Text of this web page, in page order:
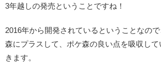
3年越しの発売ということですね！
2016年から開発されているということなの
森にプラスして、ポケ森の良い点を吸収し
きます。